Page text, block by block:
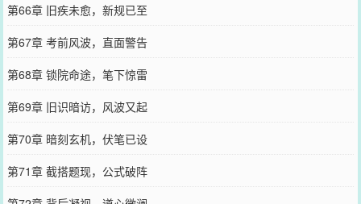
第66章 旧疾未愈，新规已至
第67章 考前风波，直面警告
第68章 锁院命途，笔下惊雷
第69章 旧识暗访，风波又起
第70章 暗刻玄机，伏笔已设
第71章 截搭题现，公式破阵